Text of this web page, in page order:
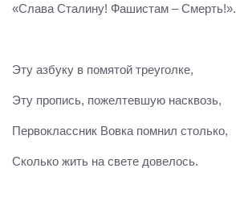
«Слава Сталину! Фашистам – Смерть!».
Эту азбуку в помятой треуголке,
Эту пропись, пожелтевшую насквозь,
Первоклассник Вовка помнил столько,
Сколько жить на свете довелось.